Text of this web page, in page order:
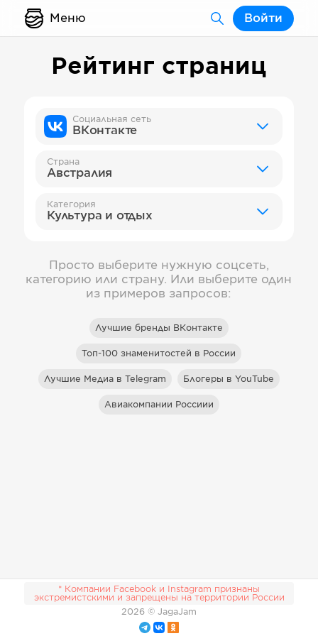
Меню Войти
Рейтинг страниц
Социальная сеть
ВКонтакте
Страна
Австралия
Категория
Культура и отдых
Просто выберите нужную соцсеть,
категорию или страну. Или выберите один
из примеров запросов:
Лучшие бренды ВКонтакте
Топ-100 знаменитостей в России
Лучшие Медиа в Telegram Блогеры в YouTube
Авиакомпании Россиии
* Компании Facebook и Instagram признаны
экстремистскими и запрещены на территории России
2026 © JagaJam